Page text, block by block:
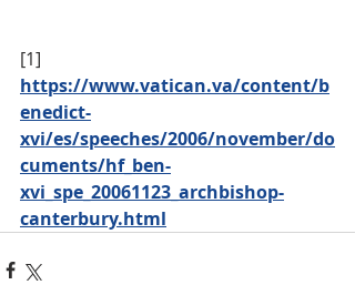
[1]
https://www.vatican.va/content/b
enedict-
xvi/es/speeches/2006/november/do
cuments/hf_ben-
xvi_spe_20061123_archbishop-
canterbury.html